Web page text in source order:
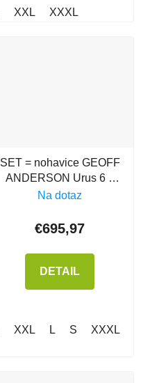
XXL XXXL
SET = nohavice GEOFF
ANDERSON Urus 6 +
bunda Dozer 6 čierne
Na dotaz
€695,97
DETAIL
XXL L S XXXL